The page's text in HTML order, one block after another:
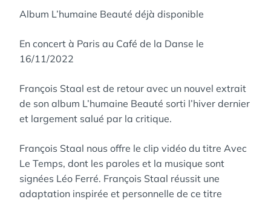
Album L’humaine Beauté déjà disponible
En concert à Paris au Café de la Danse le
16/11/2022
François Staal est de retour avec un nouvel extrait
de son album L’humaine Beauté sorti l’hiver dernier
et largement salué par la critique.
François Staal nous offre le clip vidéo du titre Avec
Le Temps, dont les paroles et la musique sont
signées Léo Ferré. François Staal réussit une
adaptation inspirée et personnelle de ce titre